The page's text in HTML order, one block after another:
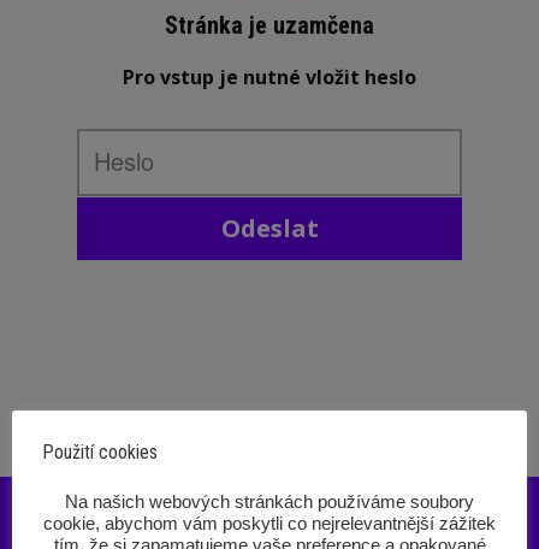
Stránka je uzamčena
Pro vstup je nutné vložit heslo
Odeslat
Použití cookies
‎Na našich webových stránkách používáme soubory
cookie, abychom vám poskytli co nejrelevantnější zážitek